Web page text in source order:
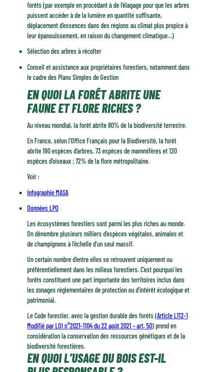
forêts (par exemple en procédant à de l’élagage pour que les arbres
puissent accéder à de la lumière en quantité suffisante,
déplacement d’essences dans des régions au climat plus propice à
leur épanouissement, en raison du changement climatique…)
Sélection des arbres à récolter
Conseil et assistance aux propriétaires forestiers, notamment dans
le cadre des Plans Simples de Gestion
EN QUOI LA FORÊT ABRITE UNE
FAUNE ET FLORE RICHES ?
Au niveau mondial, la forêt abrite 80% de la biodiversité terrestre.
En France, selon l’Office Français pour la Biodiversité, la forêt
abrite 190 espèces d’arbres, 73 espèces de mammifères et 120
espèces d’oiseaux ; 72% de la flore métropolitaine.
Voir :
Infographie MASA
Données LPO
Les écosystèmes forestiers sont parmi les plus riches au monde.
On dénombre plusieurs milliers d’espèces végétales, animales et
de champignons à l’échelle d’un seul massif.
Un certain nombre d’entre elles se retrouvent uniquement ou
préférentiellement dans les milieux forestiers. C’est pourquoi les
forêts constituent une part importante des territoires inclus dans
les zonages réglementaires de protection ou d’intérêt écologique et
patrimonial.
Le Code forestier, avec la gestion durable des forêts (Article L112-1
Modifié par LOI n°2021-1104 du 22 août 2021 – art. 50) prend en
considération la conservation des ressources génétiques et de la
biodiversité forestières.
EN QUOI L’USAGE DU BOIS EST-IL